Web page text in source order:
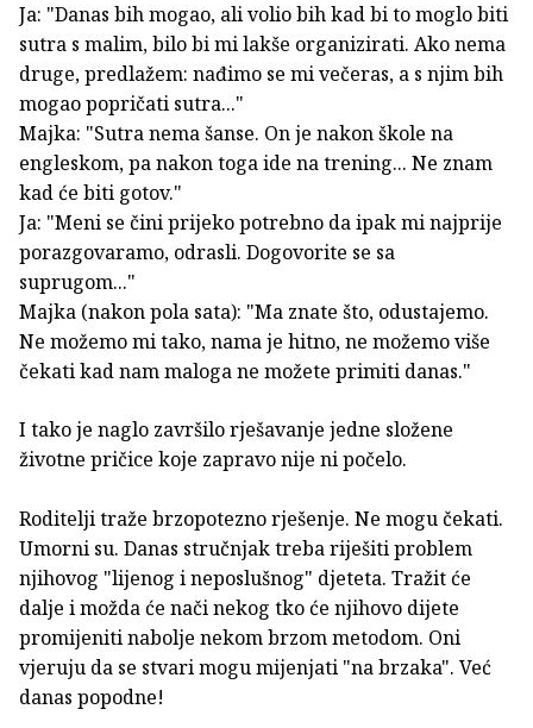
Ja: "Danas bih mogao, ali volio bih kad bi to moglo biti
sutra s malim, bilo bi mi lakše organizirati. Ako nema
druge, predlažem: nađimo se mi večeras, a s njim bih
mogao popričati sutra..."
Majka: "Sutra nema šanse. On je nakon škole na
engleskom, pa nakon toga ide na trening... Ne znam
kad će biti gotov."
Ja: "Meni se čini prijeko potrebno da ipak mi najprije
porazgovaramo, odrasli. Dogovorite se sa
suprugom..."
Majka (nakon pola sata): "Ma znate što, odustajemo.
Ne možemo mi tako, nama je hitno, ne možemo više
čekati kad nam maloga ne možete primiti danas."
I tako je naglo završilo rješavanje jedne složene
životne pričice koje zapravo nije ni počelo.
Roditelji traže brzopotezno rješenje. Ne mogu čekati.
Umorni su. Danas stručnjak treba riješiti problem
njihovog "lijenog i neposlušnog" djeteta. Tražit će
dalje i možda će nači nekog tko će njihovo dijete
promijeniti nabolje nekom brzom metodom. Oni
vjeruju da se stvari mogu mijenjati "na brzaka". Već
danas popodne!